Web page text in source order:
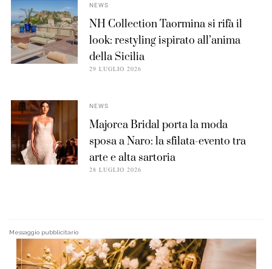
NEWS
NH Collection Taormina si rifà il
look: restyling ispirato all’anima
della Sicilia
29 LUGLIO 2026
NEWS
Majorca Bridal porta la moda
sposa a Naro: la sfilata-evento tra
arte e alta sartoria
28 LUGLIO 2026
Messaggio pubblicitario